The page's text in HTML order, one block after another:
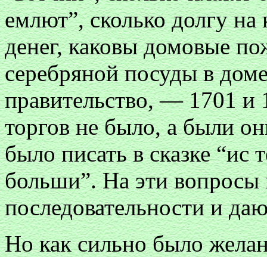
емлют”, сколько долгу
денег, каковы домовые
серебряной посуды в
правительство, — 1701 и
торгов не было, а были
было писать в сказке “ис
больши”. На эти
последовательности и
Но как сильно было